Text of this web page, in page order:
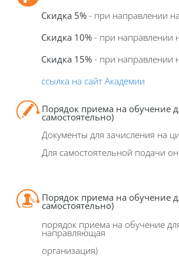
Скидка 5% - при направлении
Скидка 10% - при направлении
Скидка 15% - при направлении
ссылка на сайт Академии
Порядок приема на обучение
самостоятельно)
Документы для зачисления на
Для самостоятельной подачи
Порядок приема на обучение
самостоятельно)
порядок приема на обучение
направляющая
организация)